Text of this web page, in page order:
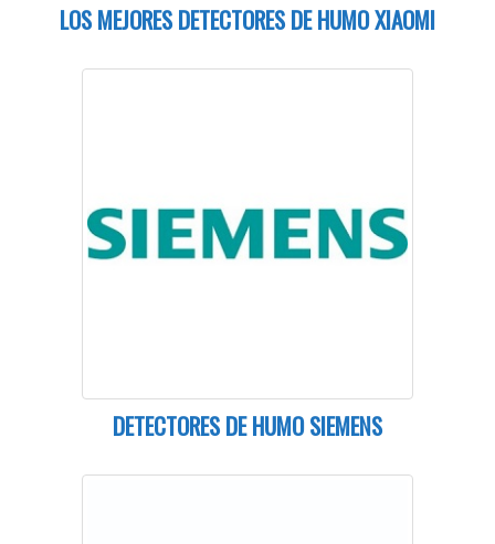
LOS MEJORES DETECTORES DE HUMO XIAOMI
DETECTORES DE HUMO SIEMENS